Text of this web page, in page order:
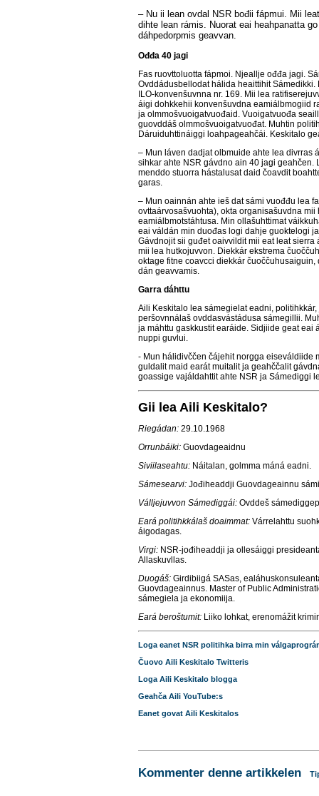
– Nu ii lean ovdal NSR bođii fápmui. Mii
dihte lean rámis. Nuorat eai heahpanatta
dáhpedorpmis geavvan.
Ođđa 40 jagi
Fas ruovttoluotta fápmoi. Njeallje ođđa jagi.
Ovddádusbellodat hálida heaittihit
ILO-konvenšuvnna nr. 169. Mii lea
áigi dohkkehii konvenšuvdna eamiálbmogiid
ja olmmošvuoigatvuođaid. Vuoigatvuođa
guovddáš olmmošvuoigatvuođat. Muhtin
Dáruiduhttináiggi loahpageahčái. Keskitalo
– Mun láven dadjat olbmuide ahte lea divrras
sihkar ahte NSR gávdno ain 40 jagi
menddo stuorra hástalusat daid čoavdit
garas.
– Mun oainnán ahte ieš dat sámi vuođđu lea
ovttaárvosašvuohta), okta organisašuvdna
eamiálbmotstáhtusa. Min ollašuhttimat
eai váldán min duođas logi dahje guoktelogi
Gávdnojit sii guđet oaivvildit mii eat leat sierra
mii lea hutkojuvvon. Diekkár ekstrema
oktage fitne coavcci diekkár
dán geavvamis.
Garra dáhttu
Aili Keskitalo lea sámegielat eadni,
peršovnnálaš ovddasvástádusa sámegillii.
ja máhttu gaskkustit earáide. Sidjiide geat
nuppi guvlui.
- Mun hálidivččen čájehit norgga
guldalit maid earát muitalit ja geahččalit
goassige vajáldahttit ahte NSR ja Sámediggi
Gii lea Aili Keskitalo?
Riegádan: 29.10.1968
Orrunbáiki: Guovdageaidnu
Siviilaseahtu: Náitalan, golmma máná eadni.
Sámesearvi: Jođiheaddji Guovdageainnu
Válljejuvvon Sámediggái: Ovddeš
Eará politihkkálaš doaimmat: Várrelahttu
áigodagas.
Virgi: NSR-jođiheaddji ja ollesáiggi
Allaskuvllas.
Duogáš: Girdibiigá SASas,
Guovdageainnus. Master of Public
sámegiela ja ekonomiija.
Eará beroštumit: Liiko lohkat, erenomážit
Loga eanet NSR politihka birra min
Čuovo Aili Keskitalo Twitteris
Loga Aili Keskitalo blogga
Geahča Aili YouTube:s
Eanet govat Aili Keskitalos
Kommenter denne artikkelen